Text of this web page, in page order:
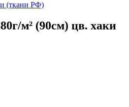
(ткани РФ)
м² (90см) цв. хаки